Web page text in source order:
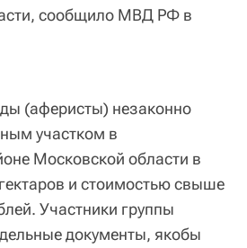
сообщило МВД РФ в
(аферисты) незаконно
участком в
Московской области в
и стоимостью свыше
Участники группы
документы, якобы